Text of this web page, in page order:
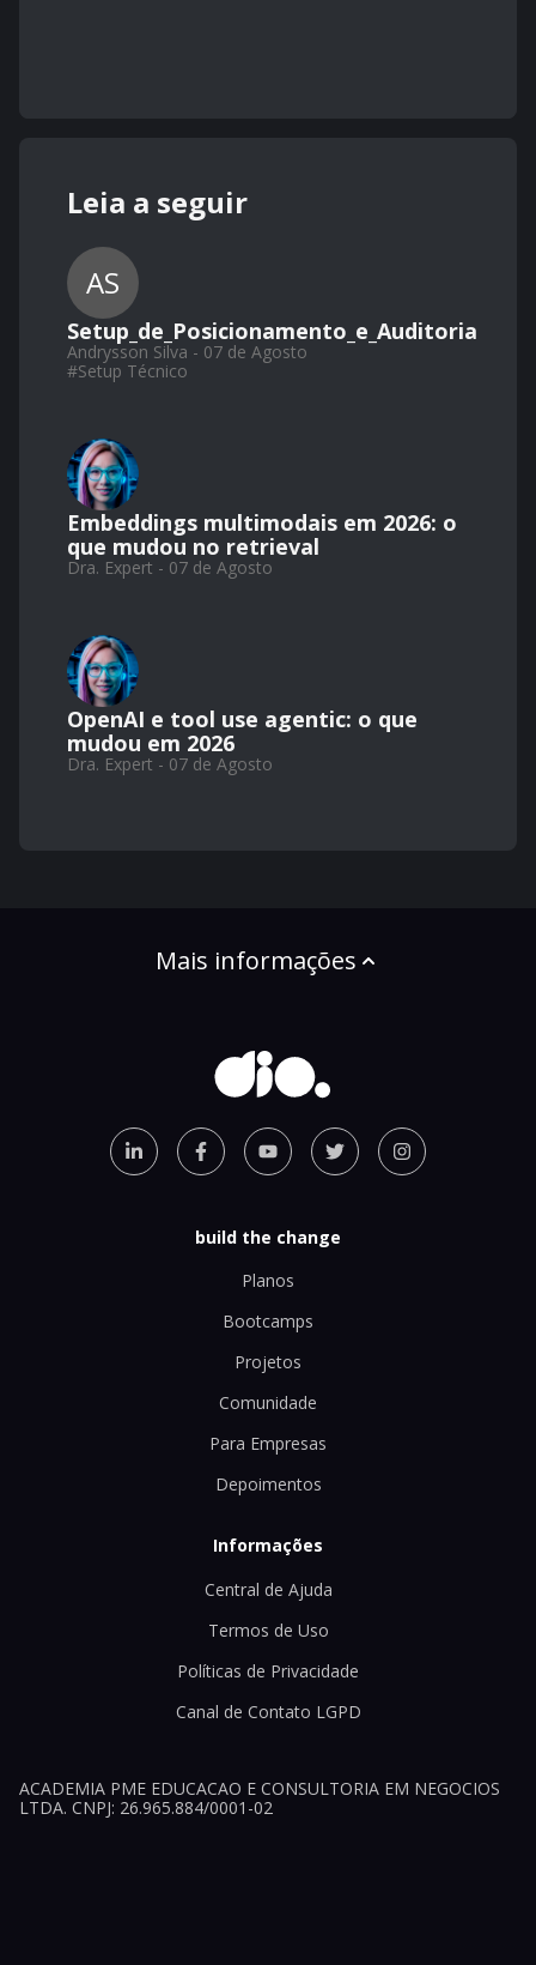
Leia a seguir
AS
Setup_de_Posicionamento_e_Auditoria
Andrysson Silva - 07 de Agosto
#Setup Técnico
Embeddings multimodais em 2026: o
que mudou no retrieval
Dra. Expert - 07 de Agosto
OpenAI e tool use agentic: o que
mudou em 2026
Dra. Expert - 07 de Agosto
Mais informações
build the change
Planos
Bootcamps
Projetos
Comunidade
Para Empresas
Depoimentos
Informações
Central de Ajuda
Termos de Uso
Políticas de Privacidade
Canal de Contato LGPD
ACADEMIA PME EDUCACAO E CONSULTORIA EM NEGOCIOS
LTDA. CNPJ: 26.965.884/0001-02